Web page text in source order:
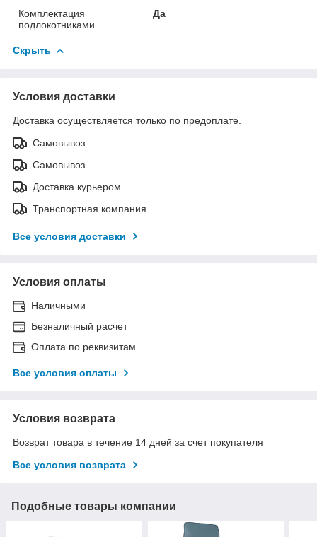
Комплектация
подлокотниками
Да
Скрыть
Условия доставки
Доставка осуществляется только по предоплате.
Самовывоз
Самовывоз
Доставка курьером
Транспортная компания
Все условия доставки
Условия оплаты
Наличными
Безналичный расчет
Оплата по реквизитам
Все условия оплаты
Условия возврата
Возврат товара в течение 14 дней за счет покупателя
Все условия возврата
Подобные товары компании